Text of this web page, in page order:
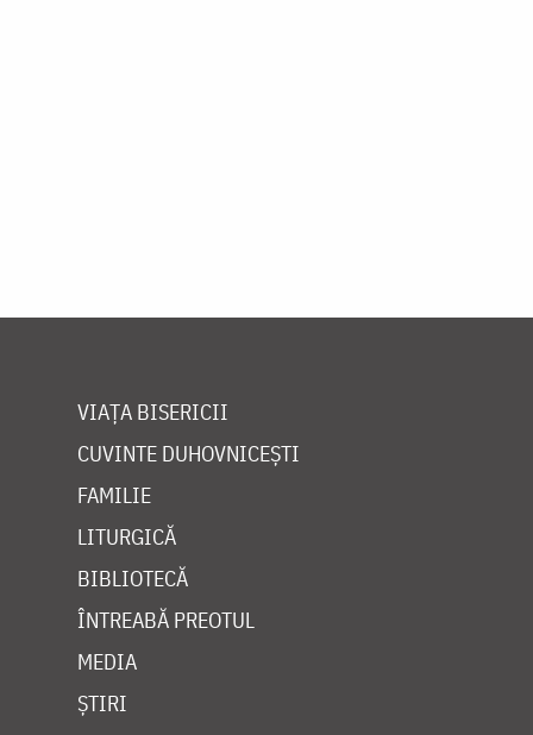
VIAȚA BISERICII
CUVINTE DUHOVNICEȘTI
FAMILIE
LITURGICĂ
BIBLIOTECĂ
ÎNTREABĂ PREOTUL
MEDIA
ȘTIRI